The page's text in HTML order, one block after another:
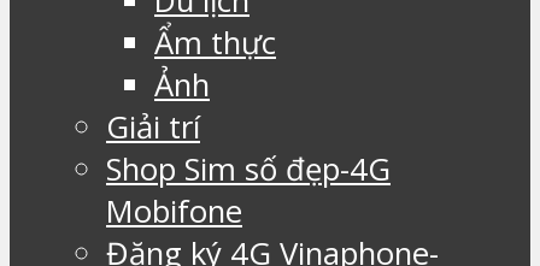
Ẩm thực
Ảnh
Giải trí
Shop Sim số đẹp-4G
Mobifone
Đăng ký 4G Vinaphone-